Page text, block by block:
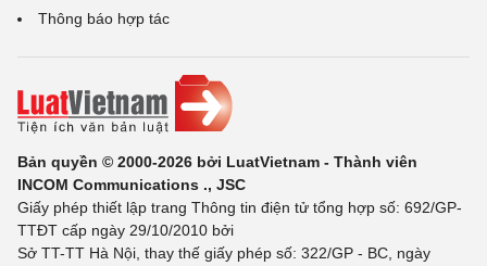
Thông báo hợp tác
Bản quyền © 2000-2026 bởi LuatVietnam - Thành viên
INCOM Communications ., JSC
Giấy phép thiết lập trang Thông tin điện tử tổng hợp số: 692/GP-
TTĐT cấp ngày 29/10/2010 bởi
Sở TT-TT Hà Nội, thay thế giấy phép số: 322/GP - BC, ngày